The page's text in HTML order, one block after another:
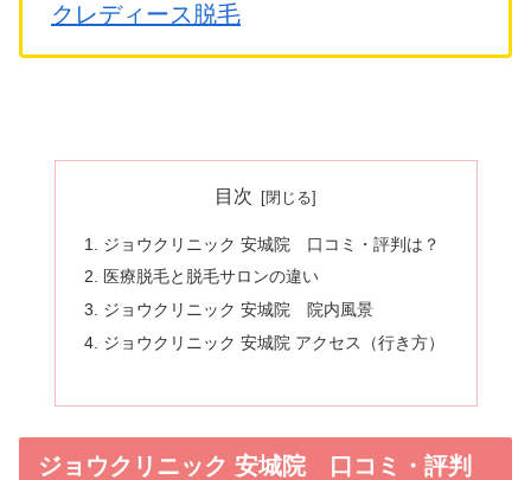
クレディース脱毛
目次
ジョウクリニック 安城院 口コミ・評判は？
医療脱毛と脱毛サロンの違い
ジョウクリニック 安城院 院内風景
ジョウクリニック 安城院 アクセス（行き方）
ジョウクリニック 安城院 口コミ・評判